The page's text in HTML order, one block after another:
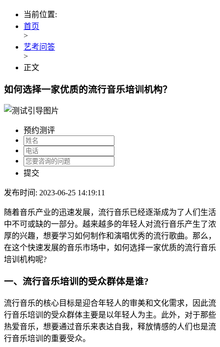
当前位置:
首页
>
艺考问答
>
正文
如何选择一家优质的流行音乐培训机构？
预约测评
提交
发布时间: 2023-06-25 14:19:11
随着音乐产业的迅速发展，流行音乐已经逐渐成为了人们生活
中不可或缺的一部分。越来越多的年轻人对流行音乐产生了浓
厚的兴趣，想要学习如何制作和演唱优秀的流行歌曲。那么，
在这个快速发展的音乐市场中，如何选择一家优质的流行音乐
培训机构呢?
一、流行音乐培训的受众群体是谁?
流行音乐的核心目标是迎合年轻人的审美和文化需求，因此流
行音乐培训的受众群体主要是以年轻人为主。此外，对于那些
热爱音乐，想要通过音乐来表达自我，释放情感的人们也是流
行音乐培训的重要受众。